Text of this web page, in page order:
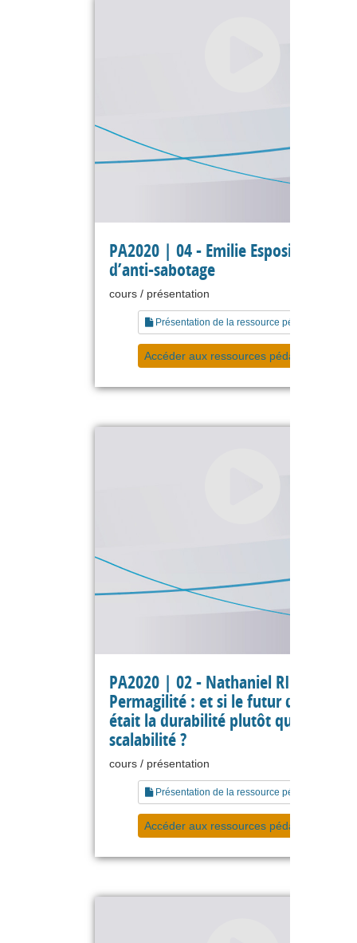
PA2020 | 04 - Emilie Esposito -
d’anti-sabotage
cours / présentation
Présentation de la ressource pédagogique
Accéder aux ressources pédagogiques
PA2020 | 02 - Nathaniel RICHAND -
Permagilité : et si le futur de l’agilité
était la durabilité plutôt que la
scalabilité ?
cours / présentation
Présentation de la ressource pédagogique
Accéder aux ressources pédagogiques